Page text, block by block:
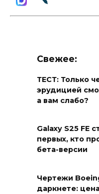
Свежее:
ТЕСТ: Только
эрудицией
а вам слабо?
Galaxy S25 FE
первых, кто
бета-версии
Чертежи
даркнете: